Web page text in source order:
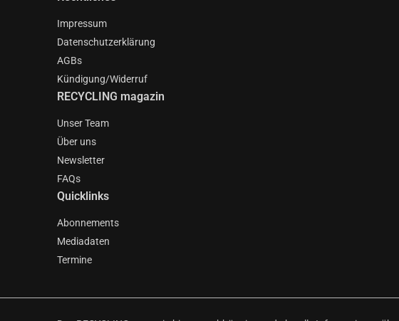
Impressum
Datenschutzerklärung
AGBs
Kündigung/Widerruf
RECYCLING magazin
Unser Team
Über uns
Newsletter
FAQs
Quicklinks
Abonnements
Mediadaten
Termine